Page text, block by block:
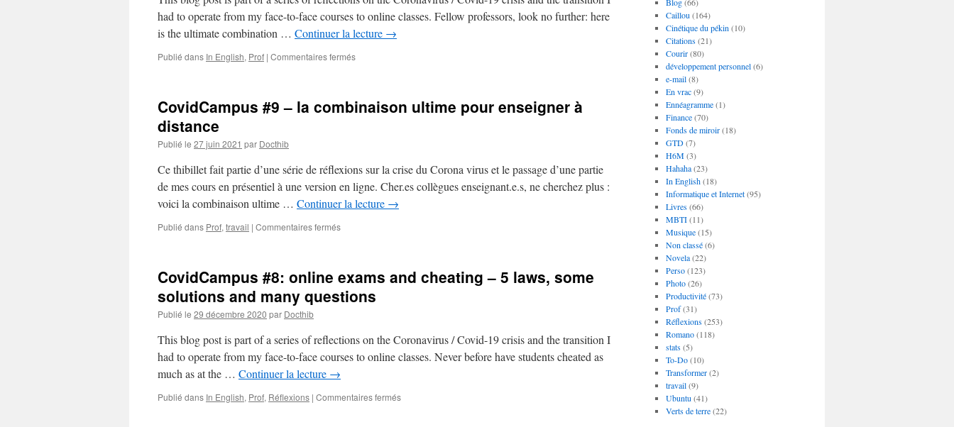
had to operate from my face-to-face courses to online classes. Fellow professors, look no further: here
is the ultimate combination … Continuer la lecture →
Publié dans In English, Prof | Commentaires ferméssur
The
teaching
CovidCampus #9 – la combinaison ultime pour enseigner à
distance
Publié le 27 juin 2021 par Docthib
Ce thibillet fait partie d’une série de réflexions sur la crise du Corona virus et le passage d’une partie
de mes cours en présentiel à une version en ligne. Cher.es collègues enseignant.e.s, ne cherchez plus :
voici la combinaison ultime … Continuer la lecture →
Publié dans Prof, travail | Commentaires ferméssur
la
combinaison
ultime
à
distance
CovidCampus #8: online exams and cheating – 5 laws, some
solutions and many questions
Publié le 29 décembre 2020 par Docthib
This blog post is part of a series of reflections on the Coronavirus / Covid-19 crisis and the transition I
had to operate from my face-to-face courses to online classes. Never before have students cheated as
much as at the … Continuer la lecture →
Publié dans In English, Prof, Réflexions | Commentaires ferméssur
Caillou (164)
Cinétique du pékin (10)
Citations(21)
Courir(80)
développement personnel(6)
e-mail(8)
En vrac(9)
Ennéagramme(1)
Finance(70)
Fonds de miroir(18)
GTD(7)
H6M(3)
Hahaha(23)
In English(18)
Informatique et Internet(95)
Livres(66)
MBTI(11)
Musique(15)
Non classé(6)
Novela(22)
Perso(123)
Photo(26)
Productivité(73)
Prof(31)
Réflexions(253)
Romano(118)
stats(5)
To-Do(10)
Transformer(2)
travail(9)
Ubuntu (41)
Verts de terre(22)